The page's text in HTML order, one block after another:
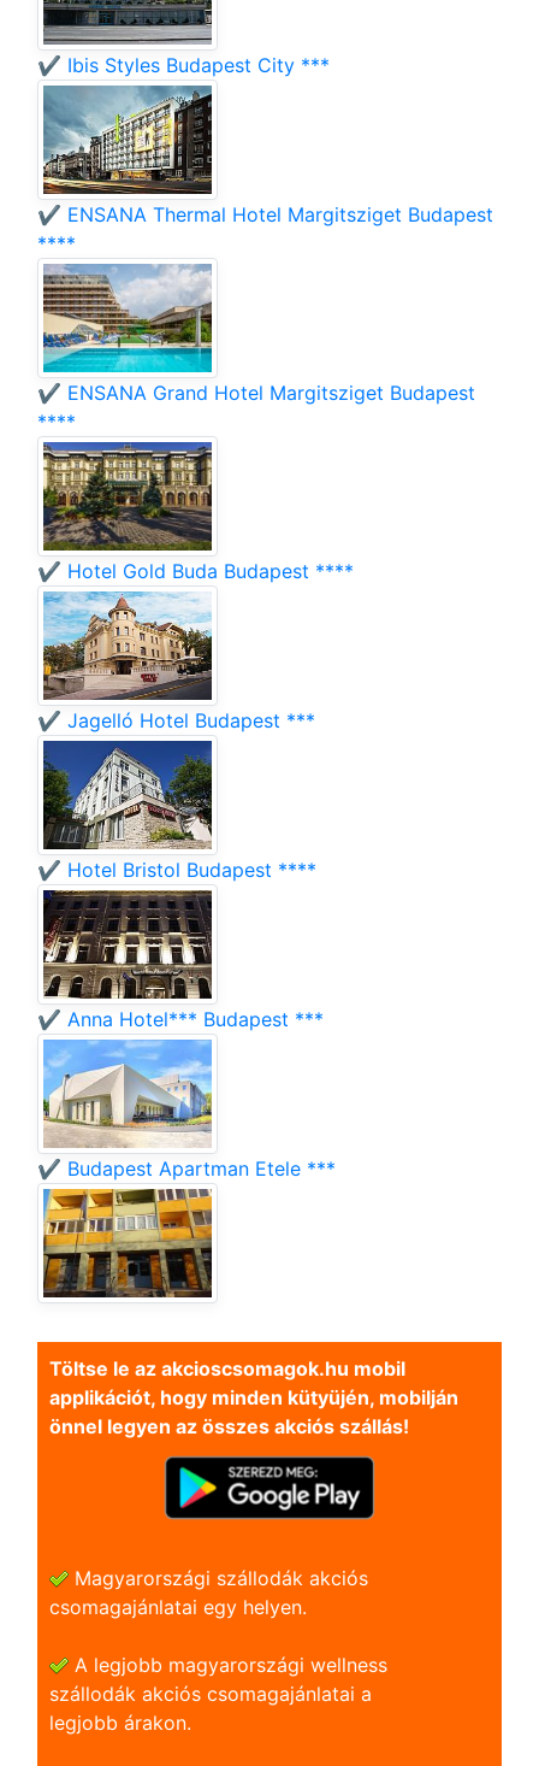
✔️ Ibis Styles Budapest City ***
✔️ ENSANA Thermal Hotel Margitsziget Budapest
****
✔️ ENSANA Grand Hotel Margitsziget Budapest
****
✔️ Hotel Gold Buda Budapest ****
✔️ Jagelló Hotel Budapest ***
✔️ Hotel Bristol Budapest ****
✔️ Anna Hotel*** Budapest ***
✔️ Budapest Apartman Etele ***
Töltse le az akcioscsomagok.hu mobil
applikációt, hogy minden kütyüjén, mobilján
önnel legyen az összes akciós szállás!
Magyarországi szállodák akciós
csomagajánlatai egy helyen.
A legjobb magyarországi wellness
szállodák akciós csomagajánlatai a
legjobb árakon.